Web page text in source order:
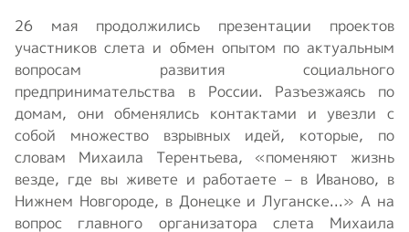
26 мая продолжились презентации проектов
участников слета и обмен опытом по актуальным
вопросам развития социального
предпринимательства в России. Разъезжаясь по
домам, они обменялись контактами и увезли с
собой множество взрывных идей, которые, по
словам Михаила Терентьева, «поменяют жизнь
везде, где вы живете и работаете – в Иваново, в
Нижнем Новгороде, в Донецке и Луганске...» А на
вопрос главного организатора слета Михаила